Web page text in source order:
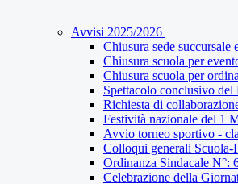
Avvisi 2025/2026
Chiusura sede succursale
Chiusura scuola per
Chiusura scuola per
Spettacolo conclusivo
Richiesta di
Festività nazionale del 1
Avvio torneo sportivo -
Colloqui generali Scuola-
Ordinanza Sindacale N°:
Celebrazione della